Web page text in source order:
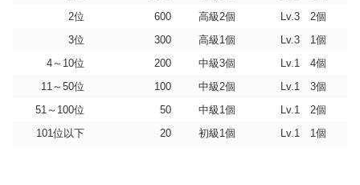
2位
600 高級2個
Lv.3 2個
3位
300 高級1個
Lv.3 1個
4～10位
200 中級3個
Lv.1 4個
11～50位
100 中級2個
Lv.1 3個
51～100位
50 中級1個
Lv.1 2個
101位以下
20 初級1個 Lv.1 1個